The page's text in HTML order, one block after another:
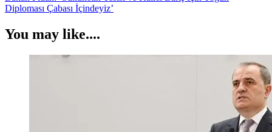
Diploması Çabası İçindeyiz’
You may like....